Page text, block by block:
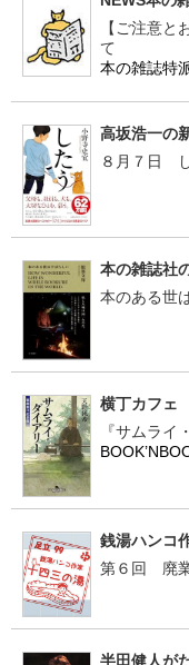
【ご注意と
て
本の雑誌特
高坂浩一の
８月７日
本の雑誌社
本のある世
横丁カフェ
『サムライ
銭湯ハンコ
第６回 廃
半田健人が